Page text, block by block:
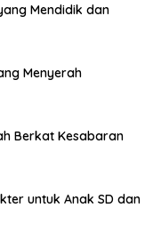
Mendidik dan
Menyerah
Berkat Kesabaran
untuk Anak SD dan